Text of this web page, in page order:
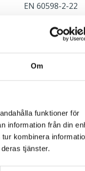
Om
funktioner för
information från din
kombinera
tjänster.
EN 60598-2-22
baksida
gavel. Armaturen är
5x2x2,5mm² med 3-
för
Införingshål i
nyckehål,